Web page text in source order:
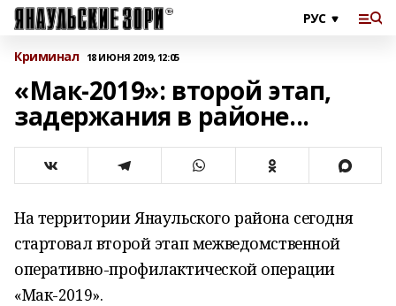
Криминал 18 ИЮНЯ 2019, 12:05
«Мак-2019»: второй этап,
задержания в районе...
На территории Янаульского района сегодня
стартовал второй этап межведомственной
оперативно-профилактической операции
«Мак-2019».